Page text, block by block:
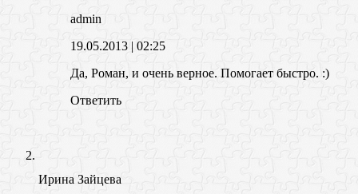
admin
19.05.2013 | 02:25
Да, Роман, и очень верное. Помогает быстро. :)
Ответить
Ирина Зайцева